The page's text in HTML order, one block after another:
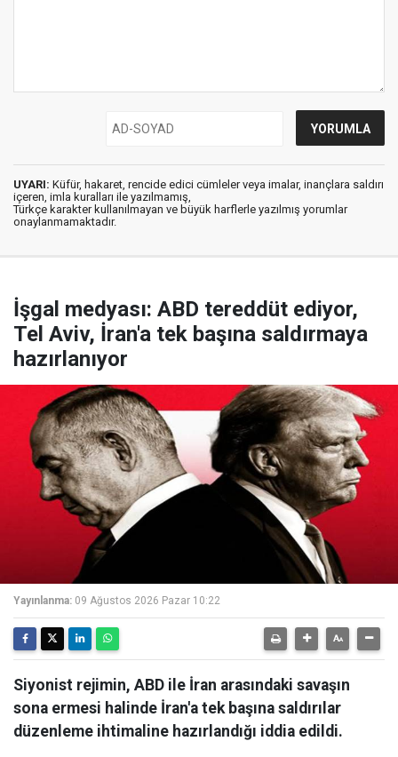
UYARI: Küfür, hakaret, rencide edici cümleler veya imalar, inançlara saldırı
içeren, imla kuralları ile yazılmamış,
Türkçe karakter kullanılmayan ve büyük harflerle yazılmış yorumlar
onaylanmamaktadır.
İşgal medyası: ABD tereddüt ediyor,
Tel Aviv, İran'a tek başına saldırmaya
hazırlanıyor
Yayınlanma: 09 Ağustos 2026 Pazar 10:22
Siyonist rejimin, ABD ile İran arasındaki savaşın
sona ermesi halinde İran'a tek başına saldırılar
düzenleme ihtimaline hazırlandığı iddia edildi.